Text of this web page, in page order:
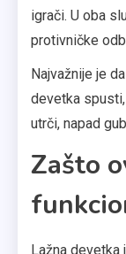
igrači. U oba
protivničke
Najvažnije je
devetka
utrči, napad
Zašto
Lažna devetka